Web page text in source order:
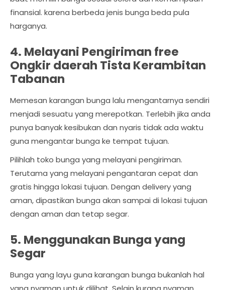
finansial. karena berbeda jenis bunga beda pula
harganya.
4. Melayani Pengiriman free
Ongkir daerah Tista Kerambitan
Tabanan
Memesan karangan bunga lalu mengantarnya sendiri
menjadi sesuatu yang merepotkan. Terlebih jika anda
punya banyak kesibukan dan nyaris tidak ada waktu
guna mengantar bunga ke tempat tujuan.
Pilihlah toko bunga yang melayani pengiriman.
Terutama yang melayani pengantaran cepat dan
gratis hingga lokasi tujuan. Dengan delivery yang
aman, dipastikan bunga akan sampai di lokasi tujuan
dengan aman dan tetap segar.
5. Menggunakan Bunga yang
Segar
Bunga yang layu guna karangan bunga bukanlah hal